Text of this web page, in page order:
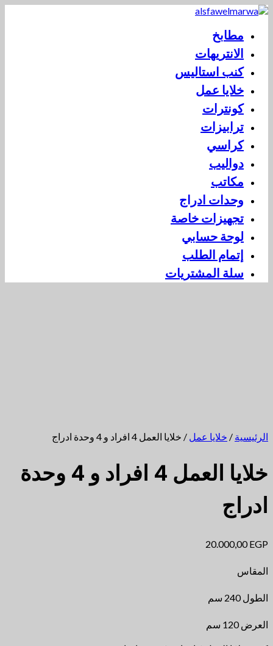
مطابخ
الانتريهات
كنب استاليس
خلايا عمل
كونترات
ترابيزات
كراسي
دواليب
مكاتب
وحدات ادراج
تجهيزات خاصة
لوحة حسابي
إتمام الطلب
سلة المشتريات
الرئيسية / خلايا عمل / خلايا العمل 4 افراد و 4 وحدة ادراج
خلايا العمل 4 افراد و 4 وحدة
ادراج
20.000,00EGP
المقاس
الطول 240 سم
العرض 120 سم